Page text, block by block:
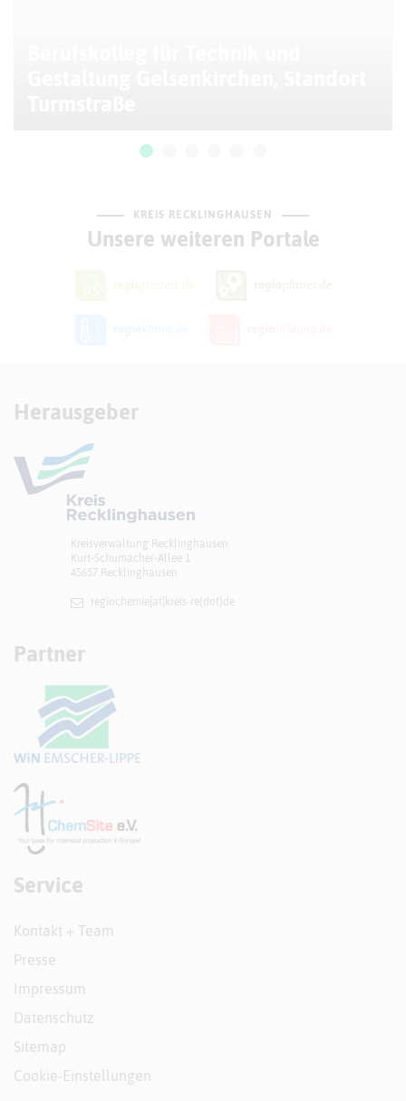
KREIS RECKLINGHAUSEN
Unsere weiteren Portale
Herausgeber
Kreisverwaltung Recklinghausen
Kurt-Schumacher-Allee 1
45657 Recklinghausen
regiochemie[at]​kreis-re(dot)de
Partner
Service
Kontakt + Team
Presse
Impressum
Datenschutz
Sitemap
Cookie-Einstellungen